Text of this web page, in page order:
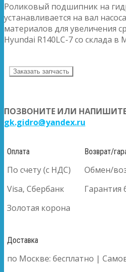
Роликовый подшипник на
устанавливается на вал
материалов для увеличения
Hyundai R140LC-7 со склада в
Заказать запчасть
ПОЗВОНИТЕ ИЛИ
gk.gidro@yandex.ru
Оплата
По счету (с НДС)
Visa, Сбербанк
Золотая корона
Возврат/
Обмен/
Гарантия
Доставка
по Москве: бесплатно |